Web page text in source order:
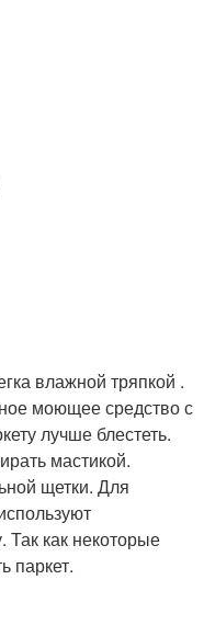
влажной тряпкой .
моющее средство с
лучше блестеть.
мастикой.
щетки. Для
как некоторые
паркет.